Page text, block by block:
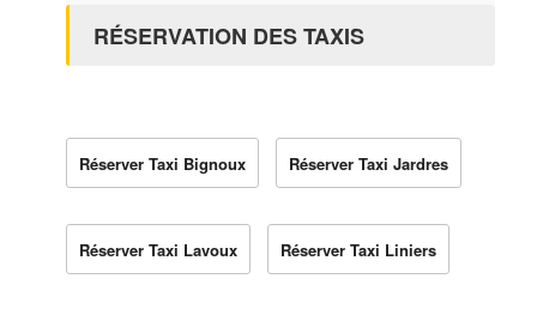
RÉSERVATION DES TAXIS
Réserver Taxi Bignoux Réserver Taxi Jardres
Réserver Taxi Lavoux Réserver Taxi Liniers